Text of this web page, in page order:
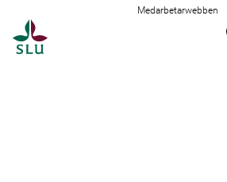
Medarbetarwebben